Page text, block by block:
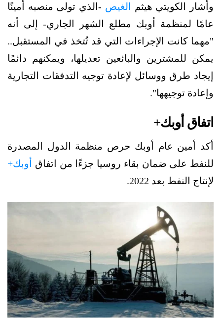
وأشار الكويتي هيثم الغيص -الذي تولى منصبه أمينًا
عامًا لمنظمة أوبك مطلع الشهر الجاري- إلى أنه
"مهما كانت الإجراءات التي قد تُتخذ في المستقبل..
يمكن للمشترين والبائعين تعديلها، ويمكنهم دائمًا
إيجاد طرق ووسائل لإعادة توجيه التدفقات التجارية
وإعادة توجيهها".
اتفاق أوبك+
أكد أمين عام أوبك حرص منظمة الدول المصدرة
للنفط على ضمان بقاء روسيا جزءًا من اتفاق
أوبك+
لإنتاج النفط بعد 2022.